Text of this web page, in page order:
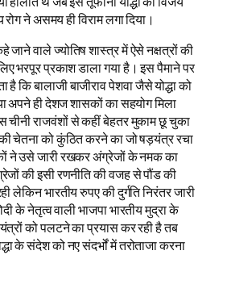
ने असमय ही विराम लगा दिया।
जाने वाले ज्योतिष शास्त्र में ऐसे नक्षत्रों की
भरपूर प्रकाश डाला गया है। इस पैमाने पर
कि बालाजी बाजीराव पेशवा जैसे योद्धा को
अपने ही देशज शासकों का सहयोग मिला
चीनी राजवंशों से कहीं बेहतर मुकाम छू चुका
चेतना को कुंठित करने का जो षड़यंत्र रचा
ने उसे जारी रखकर अंग्रेजों के नमक का
की इसी रणनीति की वजह से पौंड की
लेकिन भारतीय रुपए की दुर्गति निरंतर जारी
के नेतृत्व वाली भाजपा भारतीय मुद्रा के
को पलटने का प्रयास कर रही है तब
के संदेश को नए संदर्भों में तरोताजा करना